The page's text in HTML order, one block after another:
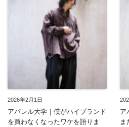
2026年2月1日
アパレル大学｜僕がハイブランド
を買わなくなったワケを語りま
ア
ま